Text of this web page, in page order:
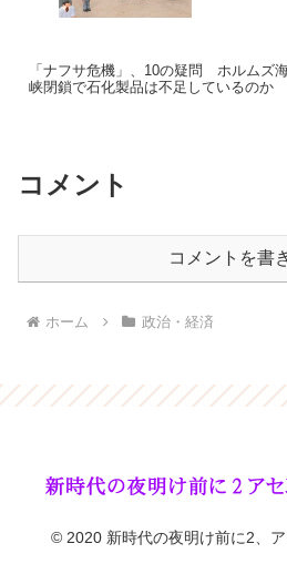
「ナフサ危機」、10の疑問 ホルムズ
峡閉鎖で石化製品は不足しているのか
コメント
コメントを書
ホーム 政治・経済
© 2020 新時代の夜明け前に2、